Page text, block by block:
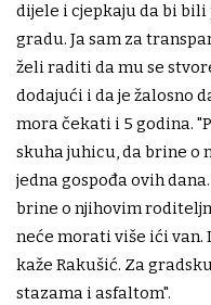
dijele i cjepkaju da bi
gradu. Ja sam za
želi raditi da mu se
dodajući i da je žalosno
mora čekati i 5 godina.
skuha juhicu, da brine o
jedna gospođa ovih
brine o njihovim
neće morati više ići van.
kaže Rakušić. Za
stazama i asfaltom".